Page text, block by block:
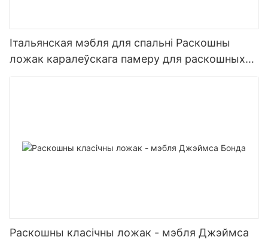
Італьянская мэбля для спальні Раскошны
ложак каралеўскага памеру для раскошных
віл
Раскошны класічны ложак - мэбля Джэймса